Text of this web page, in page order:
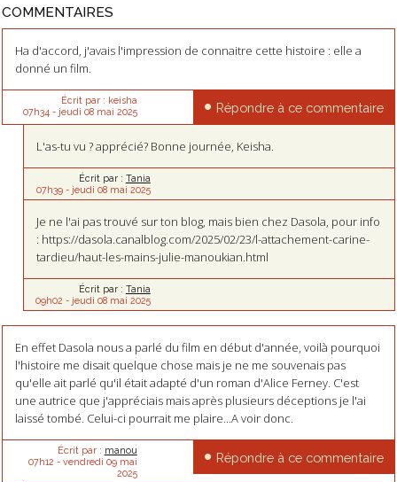
COMMENTAIRES
Ha d'accord, j'avais l'impression de connaitre cette histoire : elle a
donné un film.
Écrit par : keisha
07h34 - jeudi 08 mai 2025 Répondre à ce commentaire
L'as-tu vu ? apprécié? Bonne journée, Keisha.
Écrit par : Tania
07h39- jeudi 08 mai 2025
Je ne l'ai pas trouvé sur ton blog, mais bien chez Dasola, pour info
: https://dasola.canalblog.com/2025/02/23/l-attachement-carine-
tardieu/haut-les-mains-julie-manoukian.html
Écrit par : Tania
09h02 - jeudi 08 mai 2025
En effet Dasola nous a parlé du film en début d'année, voilà pourquoi
l'histoire me disait quelque chose mais je ne me souvenais pas
qu'elle ait parlé qu'il était adapté d'un roman d'Alice Ferney. C'est
une autrice que j'appréciais mais après plusieurs déceptions je l'ai
laissé tombé. Celui-ci pourrait me plaire...A voir donc.
Écrit par : manou
07h12 - vendredi 09 mai
2025
Répondre à ce commentaire